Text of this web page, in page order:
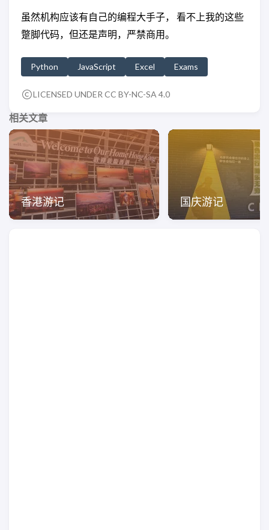
虽然机构应该有自己的编程大手子， 看不上我的这些
蹩脚代码，但还是声明，严禁商用。
Python JavaScript Excel Exams
LICENSED UNDER CC BY-NC-SA 4.0
相关文章
香港游记 国庆游记